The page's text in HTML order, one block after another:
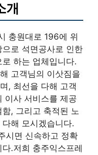
개
충원대로 196에 위
로 석면공사로 인한
하는 업체입니다.
고객님의 이삿짐을
, 최선을 다해 고객
이사 서비스를 제공
, 그리고 축적된 노
해 모시겠습니다.
시면 신속하고 정확
.저희 충주익스프레